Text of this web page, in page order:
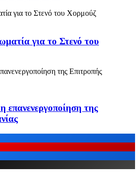
για το Στενό του
της